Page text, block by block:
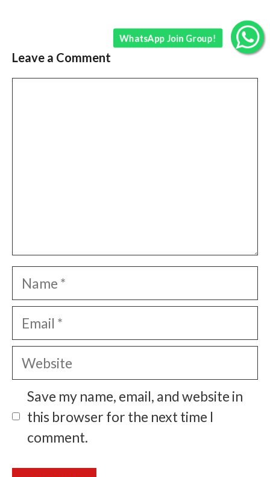
Leave a Comment
Name
Email
Website
Save my name, email, and website in
this browser for the next time I
comment.
WhatsApp Join Group!